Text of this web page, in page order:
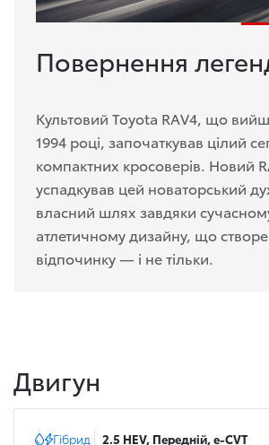
Повернення
Культовий Toyota RAV4, що
1994 році, започаткував цілий
компактних кросоверів. Новий
успадкував цей новаторський
власний шлях завдяки
атлетичному дизайну, що
відпочинку — і не тільки.
Двигун
Гібрид 2.5 HEV, Передній, e-CVT